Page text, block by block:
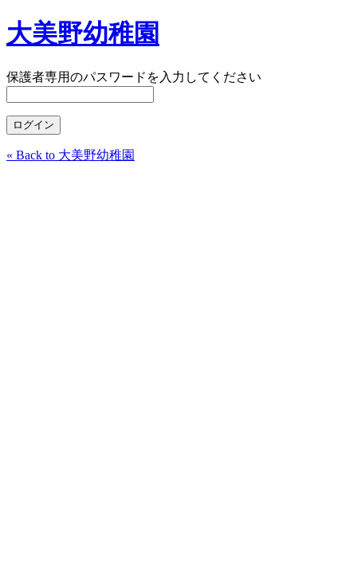
大美野幼稚園
保護者専用のパスワードを入力してください
« Back to 大美野幼稚園